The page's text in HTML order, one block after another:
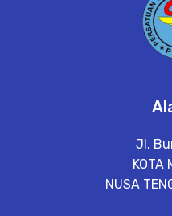
Jl.
KOTA
NUSA